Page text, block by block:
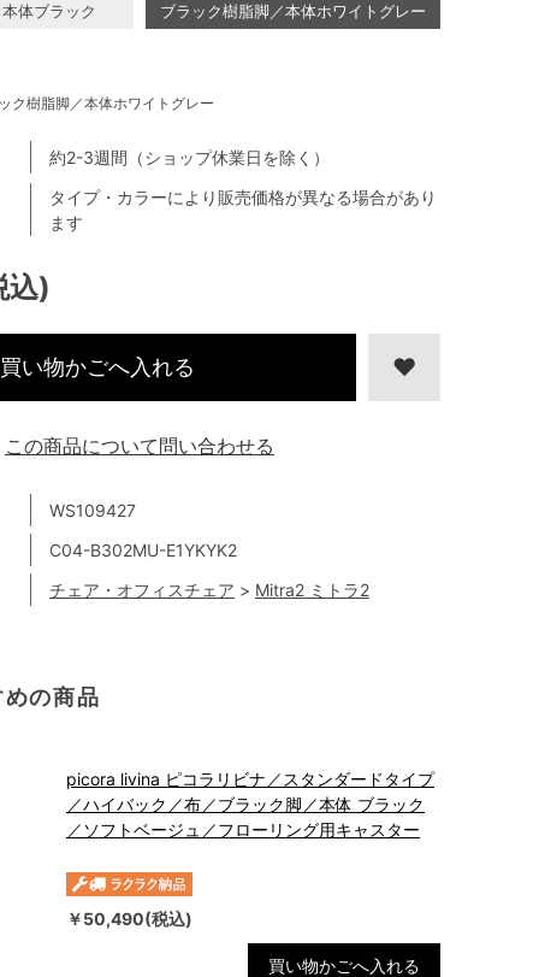
込)
WS109427
C04-B302MU-E1YKYK2
チェア・オフィスチェア > Mitra2 ミトラ2
タイプ・カラーにより販売価格が異なる場合があり
ます
約2-3週間（ショップ休業日を除く）
体ブラック ブラック樹脂脚／本体ホワイトグレー
ク樹脂脚／本体ホワイトグレー
買い物かごへ入れる
の商品
picora livina ピコラリビナ／スタンダードタイプ
／ハイバック／布／ブラック脚／本体 ブラック
／ソフトベージュ／フローリング用キャスター
￥50,490(税込)
買い物かごへ入れる
この商品について問い合わせる